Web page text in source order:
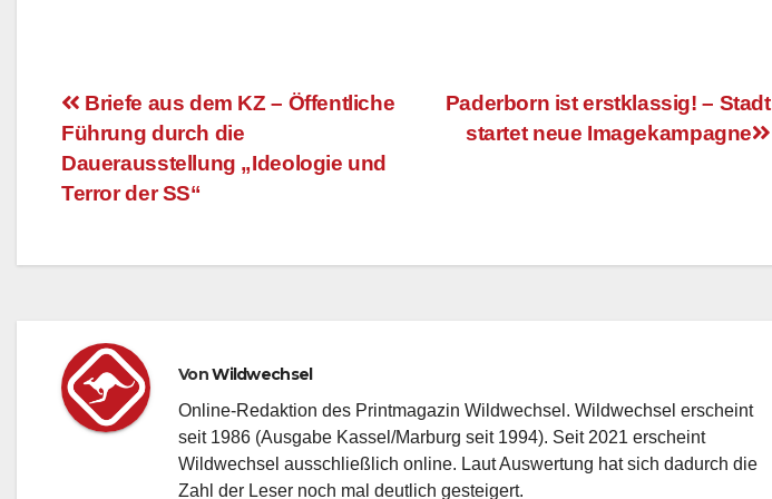
Beitragsnavigation
Paderborn ist erstklassig! – Stadt
startet neue Imagekampagne
Briefe aus dem KZ – Öffentliche
Führung durch die
Dauerausstellung „Ideologie und
Terror der SS“
VonWildwechsel
Online-Redaktion des Printmagazin Wildwechsel. Wildwechsel erscheint
seit 1986 (Ausgabe Kassel/Marburg seit 1994). Seit 2021 erscheint
Wildwechsel ausschließlich online. Laut Auswertung hat sich dadurch die
Zahl der Leser noch mal deutlich gesteigert.